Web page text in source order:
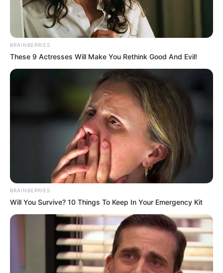
Surgeons: This Simple Method Ends Joint Pain &
BRAINBERRIES
These 9 Actresses Will Make You Rethink Good And Evil!
BRAINBERRIES
Will You Survive? 10 Things To Keep In Your Emergency Kit